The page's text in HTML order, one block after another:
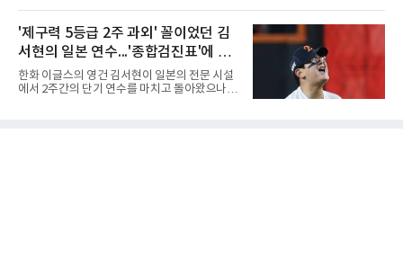
권대회 결승에서 모두 선명여고에 패해 준우승
에 머물렀다. 그러나 세 번째
하부고는 5일 충북 제천실내체육관에서 열린 대
회 남자 18세 이하부 준결승에서 남성고를 세트
스코어 3-1(25-17, 17-25, 25-21, 25-17)로 꺾
고 결승행 티켓을 따냈다. 인하부고는 높은 공격
성공률을 앞세워 경기 주도권을 잡으며 승리를
거뒀다.수성고도 준결승에서 속초고를 상대로
안정된 조직력을 바탕으로 3-1(25-23, 25-16,
'제구력 5등급 2주 과외' 꼴이었던 김
서현의 일본 연수...'종합검진표'에 불
과
한화 이글스의 영건 김서현이 일본의 전문 시설
에서 2주간의 단기 연수를 마치고 돌아왔으나,